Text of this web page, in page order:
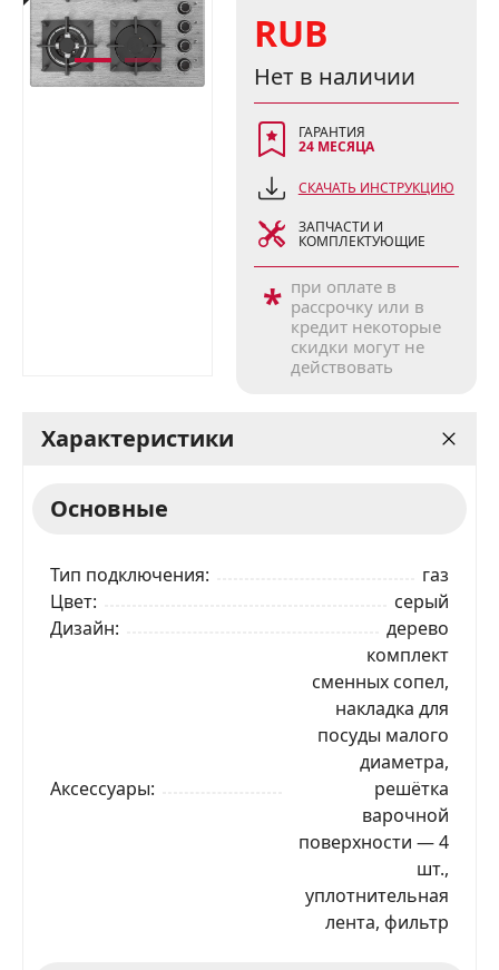
RUB
Нет в наличии
ГАРАНТИЯ
24 МЕСЯЦА
СКАЧАТЬ ИНСТРУКЦИЮ
ЗАПЧАСТИ И
КОМПЛЕКТУЮЩИЕ
* при оплате в
рассрочку или в
кредит некоторые
скидки могут не
действовать
Характеристики
Основные
Тип подключения
газ
Цвет
серый
Дизайн
дерево
Аксессуары
комплект
сменных сопел,
накладка для
посуды малого
диаметра,
решётка
варочной
поверхности — 4
шт.,
уплотнительная
лента, фильтр